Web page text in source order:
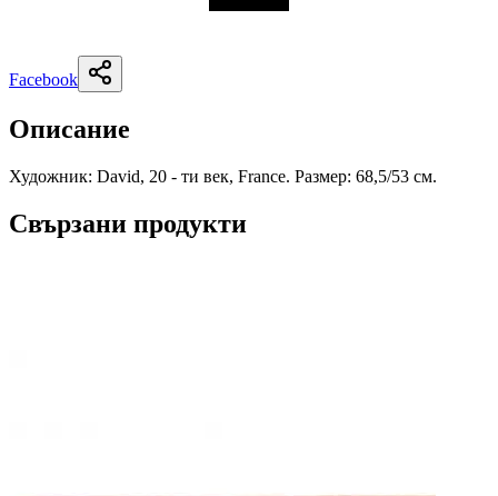
Facebook
Описание
Художник: David, 20 - ти век, France. Размер: 68,5/53 см.
Свързани продукти